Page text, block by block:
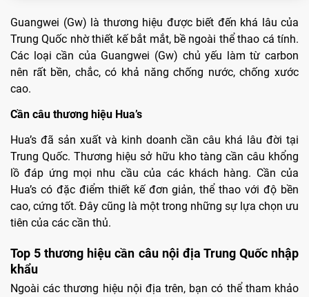
Guangwei (Gw) là thương hiệu được biết đến khá lâu của
Trung Quốc nhờ thiết kế bắt mắt, bề ngoài thể thao cá tính.
Các loại cần của Guangwei (Gw) chủ yếu làm từ carbon
nên rất bền, chắc, có khả năng chống nước, chống xước
cao.
Cần câu thương hiệu Hua’s
Hua’s đã sản xuất và kinh doanh cần câu khá lâu đời tại
Trung Quốc. Thương hiệu sở hữu kho tàng cần câu khổng
lồ đáp ứng mọi nhu cầu của các khách hàng. Cần của
Hua’s có đặc điểm thiết kế đơn giản, thể thao với độ bền
cao, cứng tốt. Đây cũng là một trong những sự lựa chọn ưu
tiên của các cần thủ.
Top 5 thương hiệu cần câu nội địa Trung Quốc nhập
khẩu
Ngoài các thương hiệu nội địa trên, bạn có thể tham khảo